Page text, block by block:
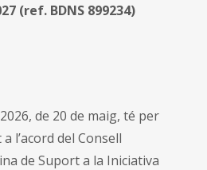
(ref. BDNS 899234)
de 20 de maig, té per
l’acord del Consell
de Suport a la Iniciativa